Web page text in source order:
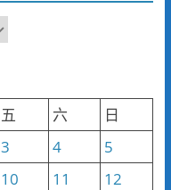
五 六
日
3 4
5
10 11
12